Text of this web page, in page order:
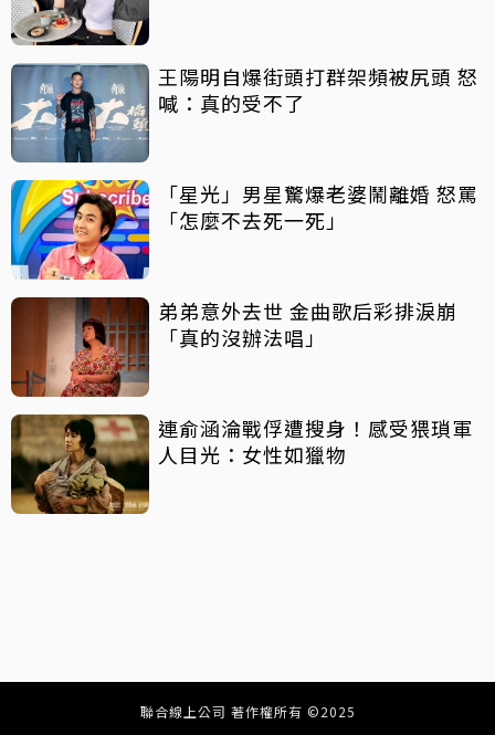
王陽明自爆街頭打群架頻被尻頭 怒
喊：真的受不了
「星光」男星驚爆老婆鬧離婚 怒罵
「怎麼不去死一死」
弟弟意外去世 金曲歌后彩排淚崩
「真的沒辦法唱」
連俞涵淪戰俘遭搜身！感受猥瑣軍
人目光：女性如獵物
聯合線上公司 著作權所有 ©2025